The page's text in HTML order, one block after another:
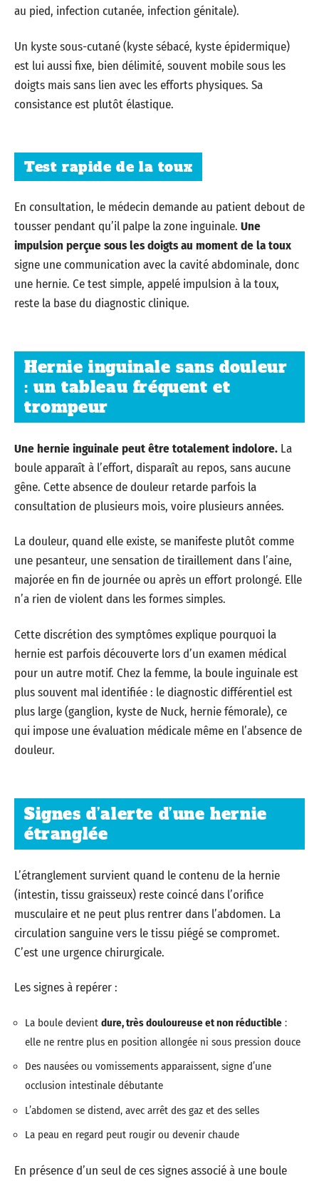
au pied, infection cutanée, infection génitale).
Un kyste sous-cutané (kyste sébacé, kyste épidermique)
est lui aussi fixe, bien délimité, souvent mobile sous les
doigts mais sans lien avec les efforts physiques. Sa
consistance est plutôt élastique.
Test rapide de la toux
En consultation, le médecin demande au patient debout de
tousser pendant qu’il palpe la zone inguinale. Une
impulsion perçue sous les doigts au moment de la toux
signe une communication avec la cavité abdominale, donc
une hernie. Ce test simple, appelé impulsion à la toux,
reste la base du diagnostic clinique.
Hernie inguinale sans douleur
: un tableau fréquent et
trompeur
Une hernie inguinale peut être totalement indolore. La
boule apparaît à l’effort, disparaît au repos, sans aucune
gêne. Cette absence de douleur retarde parfois la
consultation de plusieurs mois, voire plusieurs années.
La douleur, quand elle existe, se manifeste plutôt comme
une pesanteur, une sensation de tiraillement dans l’aine,
majorée en fin de journée ou après un effort prolongé. Elle
n’a rien de violent dans les formes simples.
Cette discrétion des symptômes explique pourquoi la
hernie est parfois découverte lors d’un examen médical
pour un autre motif. Chez la femme, la boule inguinale est
plus souvent mal identifiée : le diagnostic différentiel est
plus large (ganglion, kyste de Nuck, hernie fémorale), ce
qui impose une évaluation médicale même en l’absence de
douleur.
Signes d’alerte d’une hernie
étranglée
L’étranglement survient quand le contenu de la hernie
(intestin, tissu graisseux) reste coincé dans l’orifice
musculaire et ne peut plus rentrer dans l’abdomen. La
circulation sanguine vers le tissu piégé se compromet.
C’est une urgence chirurgicale.
Les signes à repérer :
La boule devient dure, très douloureuse et non réductible :
elle ne rentre plus en position allongée ni sous pression douce
Des nausées ou vomissements apparaissent, signe d’une
occlusion intestinale débutante
L’abdomen se distend, avec arrêt des gaz et des selles
La peau en regard peut rougir ou devenir chaude
En présence d’un seul de ces signes associé à une boule